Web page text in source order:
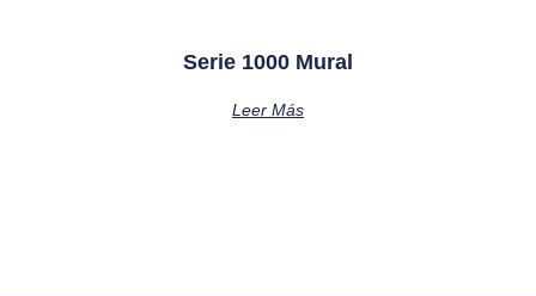
Serie 1000 Mural
Leer Más